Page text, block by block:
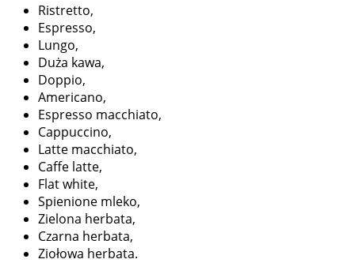
Ristretto,
Espresso,
Lungo,
Duża kawa,
Doppio,
Americano,
Espresso macchiato,
Cappuccino,
Latte macchiato,
Caffe latte,
Flat white,
Spienione mleko,
Zielona herbata,
Czarna herbata,
Ziołowa herbata.